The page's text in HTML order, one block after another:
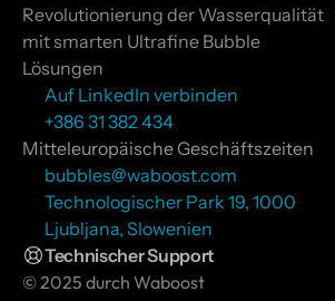
Revolutionierung der Wasserqualität
mit smarten Ultrafine Bubble
Lösungen
Auf LinkedIn verbinden
+386 31 382 434
Mitteleuropäische Geschäftszeiten
bubbles@waboost.com
Technologischer Park 19, 1000
Ljubljana, Slowenien
Technischer Support
© 2025 durch Waboost